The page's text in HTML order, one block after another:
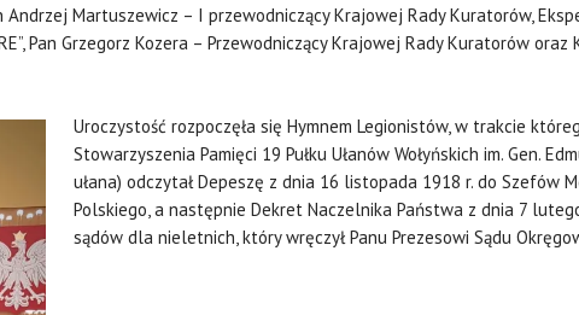
Andrzej Martuszewicz – I przewodniczący Krajowej Rady Kuratorów,
Pan Grzegorz Kozera – Przewodniczący Krajowej Rady Kuratorów
Uroczystość rozpoczęła się Hymnem Legionistów, w trakcie
Stowarzyszenia Pamięci 19 Pułku Ułanów Wołyńskich im. Gen.
ułana) odczytał Depeszę z dnia 16 listopada 1918 r. do Szefów
Polskiego, a następnie Dekret Naczelnika Państwa z dnia 7
sądów dla nieletnich, który wręczył Panu Prezesowi Sądu